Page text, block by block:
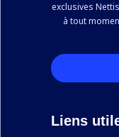
exclusives
à tout
Liens